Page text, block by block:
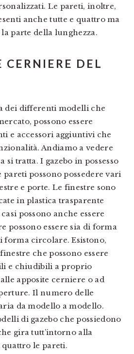
Le pareti, inoltre,
anche tutte e quattro ma
parte della lunghezza.
CERNIERE DEL
dei differenti modelli che
possono essere
e accessori aggiuntivi che
Andiamo a vedere
si tratta. I gazebo in possesso
possono possedere vari
e porte. Le finestre sono
in plastica trasparente
possono anche essere
possono essere sia di forma
forma circolare. Esistono,
che possono essere
e chiudibili a proprio
apposite cerniere o ad
Il numero delle
da modello a modello.
di gazebo che possiedono
gira tutt’intorno alla
le pareti.